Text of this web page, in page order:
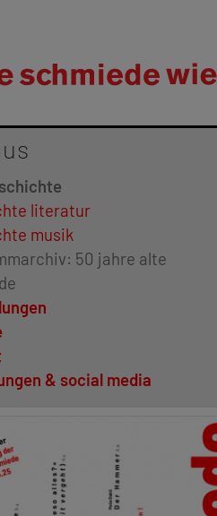
literatur
musik
50 jahre alte
& social media